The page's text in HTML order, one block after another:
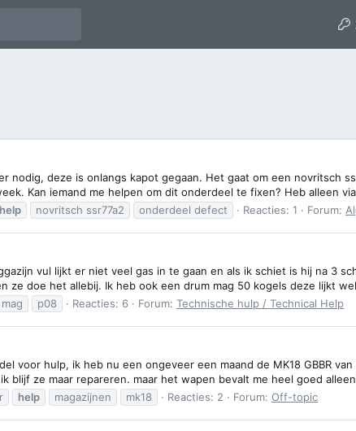
nodig, deze is onlangs kapot gegaan. Het gaat om een novritsch
Kan iemand me helpen om dit onderdeel te fixen? Heb alleen
help novritsch ssr77a2 onderdeel defect Reacties: 1 Forum:
vul lijkt er niet veel gas in te gaan en als ik schiet is hij na 3
doe het allebij. Ik heb ook een drum mag 50 kogels deze lijkt
mag p08 Reacties: 6 Forum: Technische hulp / Technical Help
voor hulp, ik heb nu een ongeveer een maand de MK18 GBBR
blijf ze maar repareren. maar het wapen bevalt me heel goed
help magazijnen mk18 Reacties: 2 Forum: Off-topic